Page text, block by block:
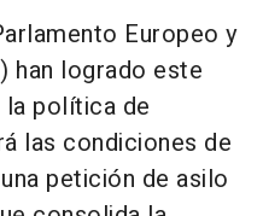
Europeo y
han logrado este
la política de
las condiciones de
petición de asilo